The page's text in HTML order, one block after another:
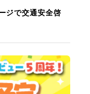
ジで交通安全啓